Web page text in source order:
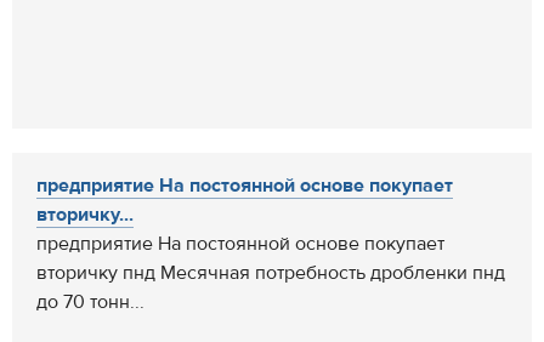
предприятие На постоянной основе покупает
вторичку...
предприятие На постоянной основе покупает
вторичку пнд Месячная потребность дробленки пнд
до 70 тонн...